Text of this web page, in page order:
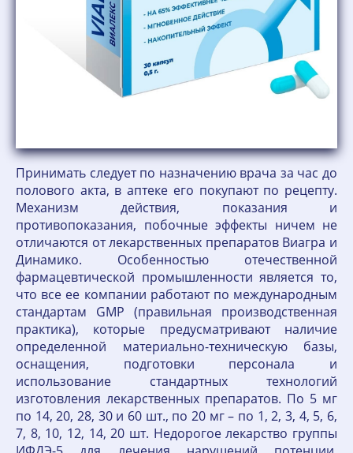
Принимать следует по назначению врача за час до
полового акта, в аптеке его покупают по рецепту.
Механизм действия, показания и
противопоказания, побочные эффекты ничем не
отличаются от лекарственных препаратов Виагра и
Динамико. Особенностью отечественной
фармацевтической промышленности является то,
что все ее компании работают по международным
стандартам GMP (правильная производственная
практика), которые предусматривают наличие
определенной материально-техническую базы,
оснащения, подготовки персонала и
использование стандартных технологий
изготовления лекарственных препаратов. По 5 мг
по 14, 20, 28, 30 и 60 шт., по 20 мг – по 1, 2, 3, 4, 5, 6,
7, 8, 10, 12, 14, 20 шт. Недорогое лекарство группы